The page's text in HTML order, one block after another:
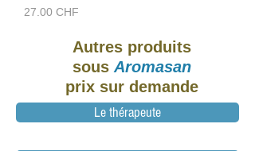
Prix
27.00 CHF
Autres produits
sous Aromasan
prix sur demande
Le thérapeute